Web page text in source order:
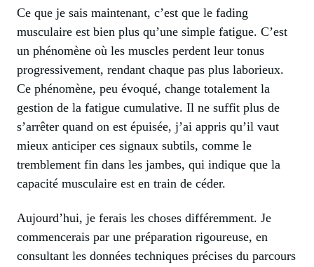
Ce que je sais maintenant, c’est que le fading
musculaire est bien plus qu’une simple fatigue. C’est
un phénomène où les muscles perdent leur tonus
progressivement, rendant chaque pas plus laborieux.
Ce phénomène, peu évoqué, change totalement la
gestion de la fatigue cumulative. Il ne suffit plus de
s’arrêter quand on est épuisée, j’ai appris qu’il vaut
mieux anticiper ces signaux subtils, comme le
tremblement fin dans les jambes, qui indique que la
capacité musculaire est en train de céder.
Aujourd’hui, je ferais les choses différemment. Je
commencerais par une préparation rigoureuse, en
consultant les données techniques précises du parcours